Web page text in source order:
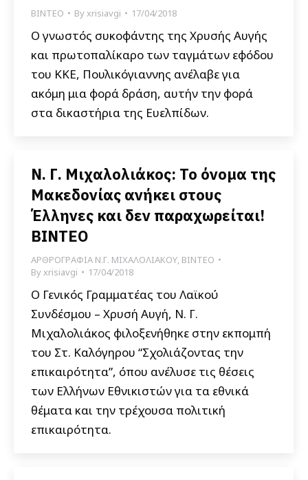
ΒΙΝΤΕΟ Byxrisiavgi 17/04/2018
Ο γνωστός συκοφάντης της Χρυσής Αυγής
και πρωτοπαλίκαρο των ταγμάτων εφόδου
του ΚΚΕ, Πουλικόγιαννης ανέλαβε για
ακόμη μια φορά δράση, αυτήν την φορά
στα δικαστήρια της Ευελπίδων.
Ν. Γ. Μιχαλολιάκος: Το όνομα της
Μακεδονίας ανήκει στους
Έλληνες και δεν παραχωρείται!
ΒΙΝΤΕΟ
ΑΡΘΡΟΓΡΑΦΙΑ Ν.Γ. ΜΙΧΑΛΟΛΙΑΚΟΥ, ΒΙΝΤΕΟ
Byxrisiavgi 17/04/2018
Ο Γενικός Γραμματέας του Λαϊκού
Συνδέσμου – Χρυσή Αυγή, Ν. Γ.
Μιχαλολιάκος φιλοξενήθηκε στην εκπομπή
του Στ. Καλόγηρου “Σχολιάζοντας την
επικαιρότητα”, όπου ανέλυσε τις θέσεις
των Ελλήνων Εθνικιστών για τα εθνικά
θέματα και την τρέχουσα πολιτική
επικαιρότητα.